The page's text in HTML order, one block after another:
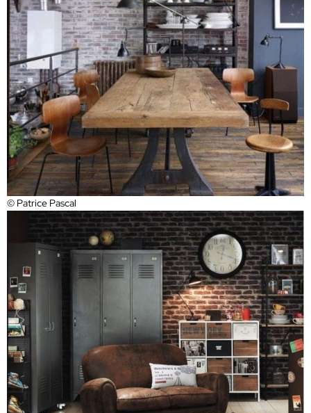
© Patrice Pascal